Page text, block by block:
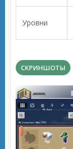
Уровни
СКРИНШОТЫ